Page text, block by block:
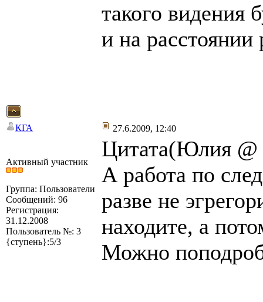
такого видения
и на расстоянии
КГА 27.6.2009, 12:40
Активный участник
Группа: Пользователи
Сообщений: 96
Регистрация:
31.12.2008
Пользователь №: 3
{ступень}:5/3
Цитата(Юлия
А работа по
разве не
находите, а
Можно